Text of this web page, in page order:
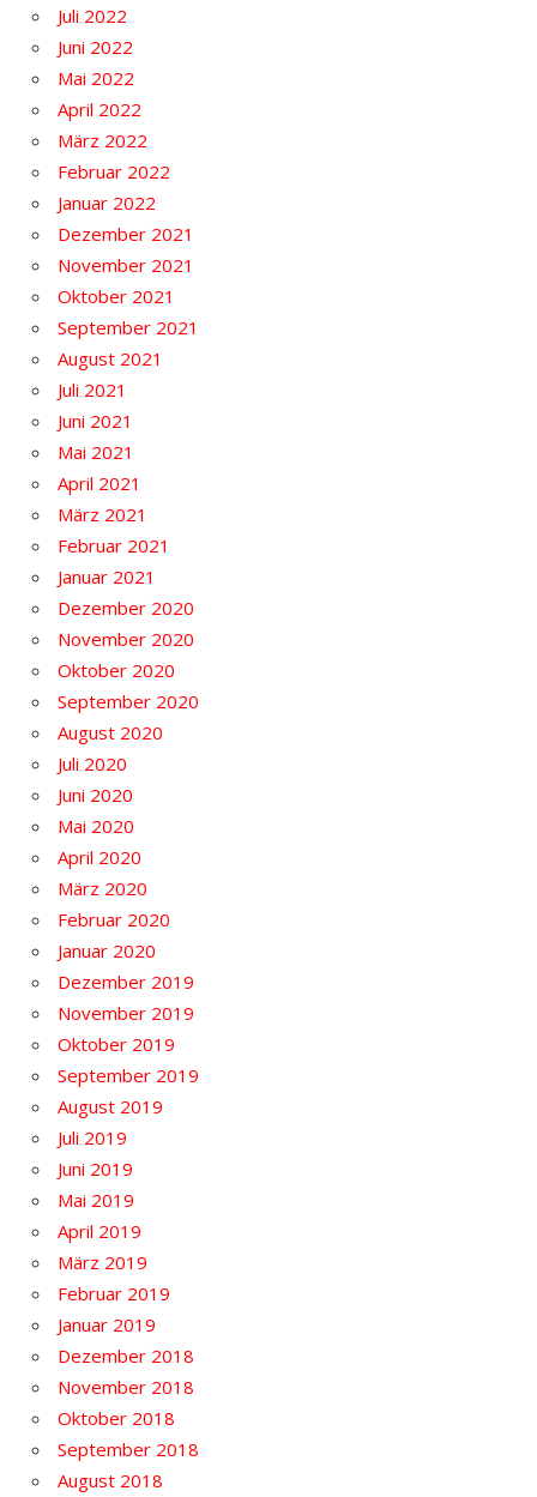
Juli 2022
Juni 2022
Mai 2022
April 2022
März 2022
Februar 2022
Januar 2022
Dezember 2021
November 2021
Oktober 2021
September 2021
August 2021
Juli 2021
Juni 2021
Mai 2021
April 2021
März 2021
Februar 2021
Januar 2021
Dezember 2020
November 2020
Oktober 2020
September 2020
August 2020
Juli 2020
Juni 2020
Mai 2020
April 2020
März 2020
Februar 2020
Januar 2020
Dezember 2019
November 2019
Oktober 2019
September 2019
August 2019
Juli 2019
Juni 2019
Mai 2019
April 2019
März 2019
Februar 2019
Januar 2019
Dezember 2018
November 2018
Oktober 2018
September 2018
August 2018